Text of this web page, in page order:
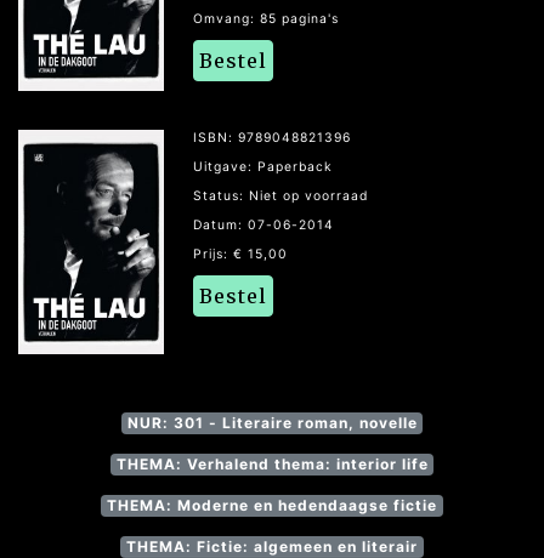
Omvang: 85 pagina's
Bestel
ISBN: 9789048821396
Uitgave: Paperback
Status: Niet op voorraad
Datum: 07-06-2014
Prijs: € 15,00
Bestel
NUR: 301 - Literaire roman, novelle
THEMA: Verhalend thema: interior life
THEMA: Moderne en hedendaagse fictie
THEMA: Fictie: algemeen en literair